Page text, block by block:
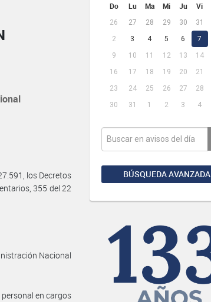
Do Lu Ma Mi Ju Vi
26 27 28 29 30 31
2
3 4 5 6 7
9
10 11 12 13 14
16
17 18 19 20 21
23
24 25 26 27 28
30
31 1 2 3 4
BÚSQUEDA AVANZADA
los Decretos
355 del 22
Nacional
en cargos